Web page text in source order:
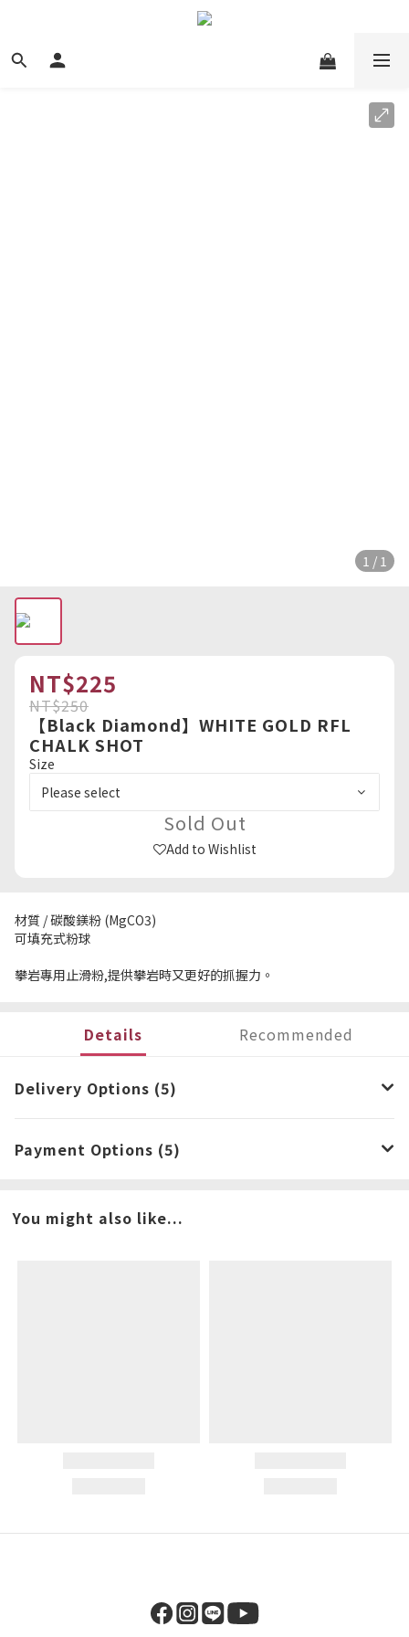
1 / 1
NT$225
NT$250
【Black Diamond】WHITE GOLD RFL
CHALK SHOT
Size
Sold Out
Add to Wishlist
材質 / 碳酸鎂粉 (MgCO3)
可填充式粉球
攀岩專用止滑粉,提供攀岩時又更好的抓握力。
Details Recommended
Delivery Options (5)
Payment Options (5)
You might also like...